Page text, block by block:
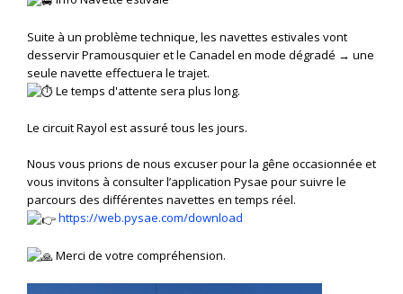
Suite à un problème technique, les navettes estivales vont
desservir Pramousquier et le Canadel en mode dégradé → une
seule navette effectuera le trajet.
Le temps d'attente sera plus long.
Le circuit Rayol est assuré tous les jours.
Nous vous prions de nous excuser pour la gêne occasionnée et
vous invitons à consulter l’application Pysae pour suivre le
parcours des différentes navettes en temps réel.
https://web.pysae.com/download
Merci de votre compréhension.